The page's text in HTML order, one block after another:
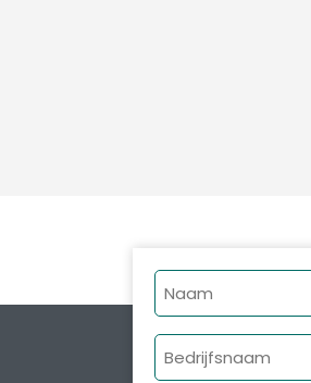
Naam
Bedrijfsnaam